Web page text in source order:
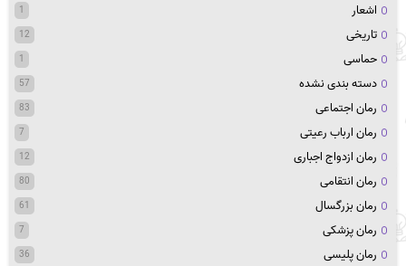
اشعار 1
تاریخی 12
حماسی 1
دسته بندی نشده 57
رمان اجتماعی 83
رمان ارباب رعیتی 7
رمان ازدواج اجباری 12
رمان انتقامی 80
رمان بزرگسال 61
رمان پزشکی 7
رمان پلیسی 36